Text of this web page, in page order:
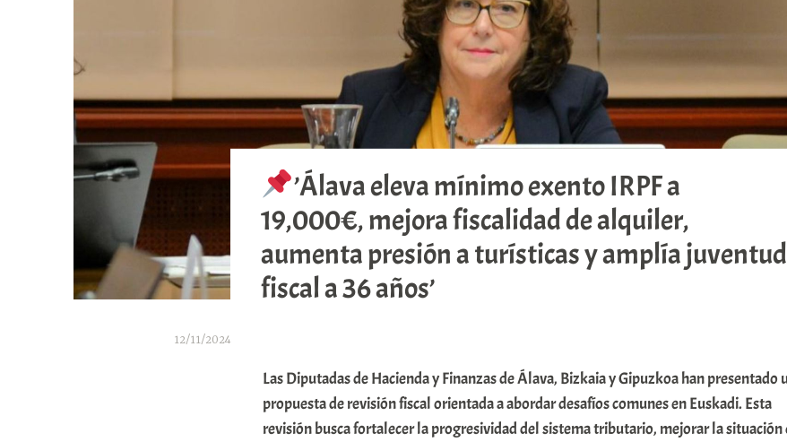
’Álava eleva mínimo exento IRPF a
19,000€, mejora fiscalidad de alquiler,
aumenta presión a turísticas y amplía juventud
fiscal a 36 años’
12/11/2024
Las Diputadas de Hacienda y Finanzas de Álava, Bizkaia y Gipuzkoa han presentado
propuesta de revisión fiscal orientada a abordar desafíos comunes en Euskadi. Esta
revisión busca fortalecer la progresividad del sistema tributario, mejorar la situación